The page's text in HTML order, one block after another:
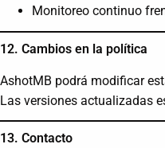
Monitoreo continuo
12. Cambios en la política
AshotMB podrá modificar
Las versiones actualizadas
13. Contacto